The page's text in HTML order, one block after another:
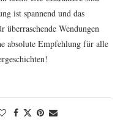
ist spannend und das
überraschende Wendungen
absolute Empfehlung für alle